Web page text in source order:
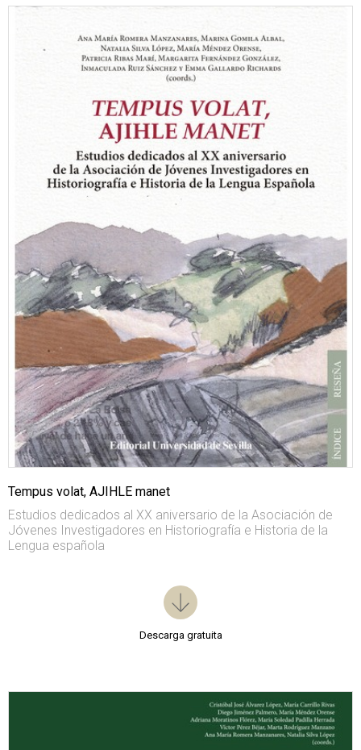
Tempus volat, AJIHLE manet
Estudios dedicados al XX aniversario de la Asociación de
Jóvenes Investigadores en Historiografía e Historia de la
Lengua española
Descarga gratuita